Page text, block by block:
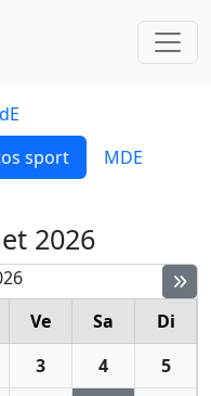
sport
MDE
2026
Ve Sa
Di
3 4
5